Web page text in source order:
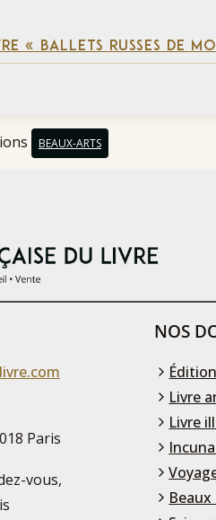
« BALLETS RUSSES DE
BEAUX-ARTS
Paris
vous,
NOS
Livre
Livre